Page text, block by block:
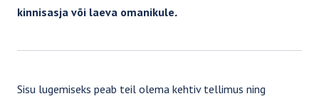
Riigihangete seadus
kinnisasja või laeva omanikule.
Sisu lugemiseks peab teil olema kehtiv tellimus ning